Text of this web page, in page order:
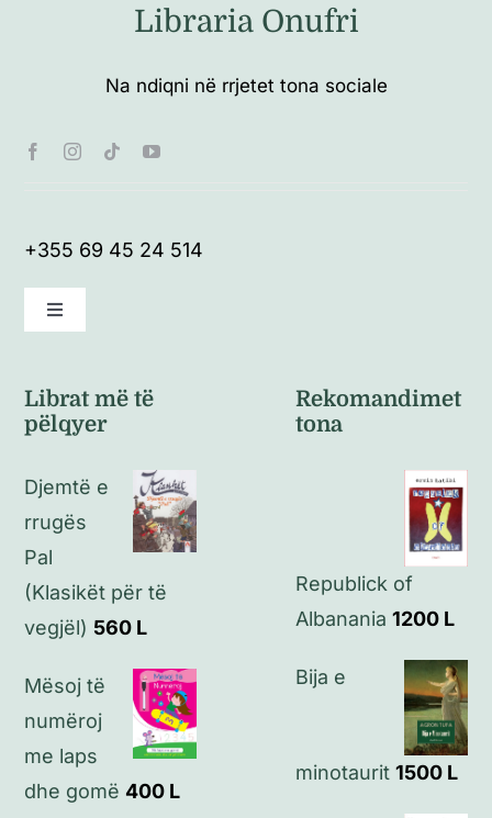
Libraria Onufri
Na ndiqni në rrjetet tona sociale
+355 69 45 24 514
Toggle
Politikat e kthimeve
Politikat e privatësisë
Kontakt
Librat më të
pëlqyer
Djemtë e
rrugës
Pal
(Klasikët për të
vegjël) 560 L
Mësoj të
numëroj
me laps
dhe gomë 400 L
Rekomandimet
tona
Republick of
Albanania 1200 L
Bija e
minotaurit 1500 L